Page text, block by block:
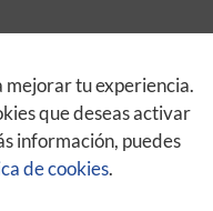
mejorar tu experiencia.
que deseas activar
información, puedes
de cookies.